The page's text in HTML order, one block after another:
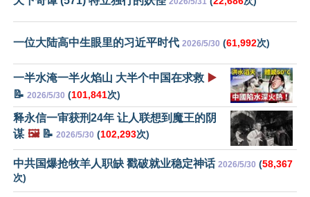
一位大陆高中生眼里的习近平时代 2026/5/30 (61,992次)
一半水淹一半火焰山 大半个中国在求救 ▶️
📝 2026/5/30 (101,841次)
释永信一审获刑24年 让人联想到魔王的阴
谋 🖼️📝 2026/5/30 (102,293次)
中共国爆抢牧羊人职缺 戳破就业稳定神话 2026/5/30 (58,367
次)